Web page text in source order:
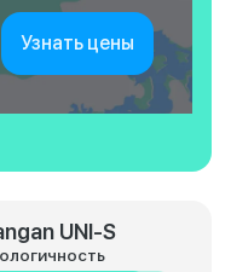
Узнать цены
UNI-S